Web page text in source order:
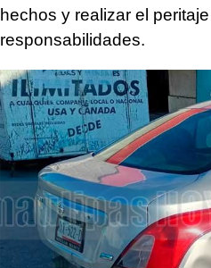
hechos y realizar el
responsabilidades.